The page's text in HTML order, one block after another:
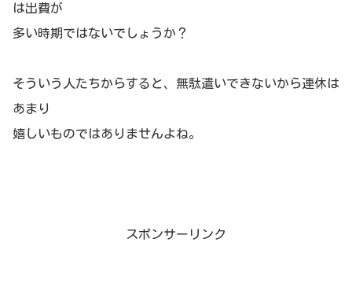
は出費が
多い時期ではないでしょうか？
そういう人たちからすると、無駄遣いできないから連休は
あまり
嬉しいものではありませんよね。
スポンサーリンク